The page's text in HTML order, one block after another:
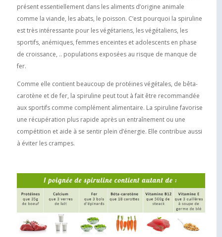
présent essentiellement dans les aliments d’origine animale
comme la viande, les abats, le poisson. C’est pourquoi la spiruline
est très intéressante pour les végétariens, les végétaliens, les
sportifs, anémiques, femmes enceintes et adolescents en phase
de croissance, .. populations exposées au risque de manque de
fer.
Comme elle contient beaucoup de protéines végétales, de bêta-
carotène et de fer, la spiruline peut tout à fait être recommandée
aux sportifs comme complément alimentaire. La spiruline favorise
une récupération plus rapide après un entraînement ou une
compétition et aide à se sentir plein d’énergie. Elle contribue aussi
à éviter les crampes.